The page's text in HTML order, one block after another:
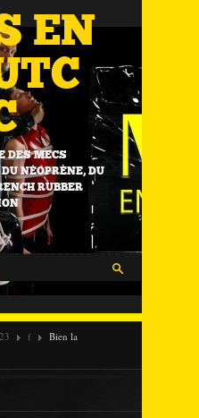
EN
DES MECS
NÉOPRÈNE, DU
RUBBER
f
Bien la